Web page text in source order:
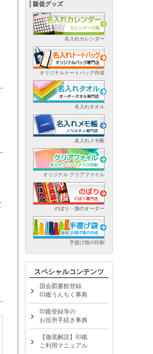
販促グッズ
名入れカレンダー
オリジナルトートバッグ作成
名入れタオル
名入れメモ帳
オリジナル クリアファイル
のぼり・旗のオーダー
手提げ袋の印刷
スペシャルコンテンツ
国会図書館登録
印鑑うんちく事典
印鑑登録等の
お役所手続き事典
【徹底解説】印鑑
ご利用マニュアル